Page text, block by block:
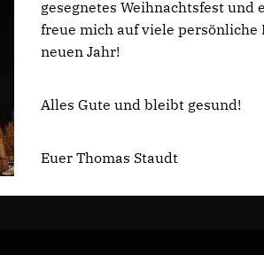
gesegnetes Weihnachtsfest und
freue mich auf viele
neuen Jahr!
Alles Gute und bleibt gesund!
Euer Thomas Staudt